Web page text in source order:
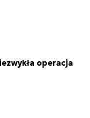
operacja